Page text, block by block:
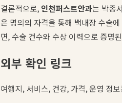
결론적으로, 인천퍼스트안과는 박종
은 명의의 자격을 통해 백내장 수술
면, 수술 건수와 수상 이력으로 증명된
외부 확인 링크
여행지, 서비스, 건강, 가격, 운영 정